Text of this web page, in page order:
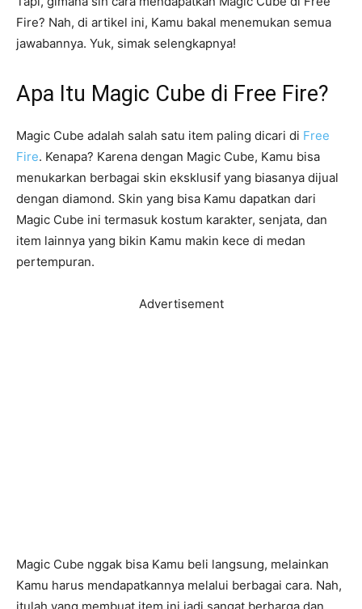
Fire? Nah, di artikel ini, Kamu bakal menemukan semua
jawabannya. Yuk, simak selengkapnya!
Apa Itu Magic Cube di Free Fire?
Magic Cube adalah salah satu item paling dicari di Free
Fire. Kenapa? Karena dengan Magic Cube, Kamu bisa
menukarkan berbagai skin eksklusif yang biasanya dijual
dengan diamond. Skin yang bisa Kamu dapatkan dari
Magic Cube ini termasuk kostum karakter, senjata, dan
item lainnya yang bikin Kamu makin kece di medan
pertempuran.
Advertisement
Magic Cube nggak bisa Kamu beli langsung, melainkan
Kamu harus mendapatkannya melalui berbagai cara. Nah,